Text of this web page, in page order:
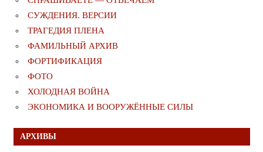
СУЖДЕНИЯ. ВЕРСИИ
ТРАГЕДИЯ ПЛЕНА
ФАМИЛЬНЫЙ АРХИВ
ФОРТИФИКАЦИЯ
ФОТО
ХОЛОДНАЯ ВОЙНА
ЭКОНОМИКА И ВООРУЖЁННЫЕ СИЛЫ
АРХИВЫ